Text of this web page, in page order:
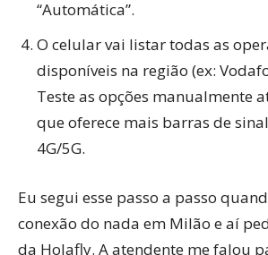
“Automática”.
O celular vai listar todas as
disponíveis na região (ex:
Teste as opções manualmente
que oferece mais barras de
4G/5G.
Eu segui esse passo a passo
conexão do nada em Milão e aí
da Holafly. A atendente me falou